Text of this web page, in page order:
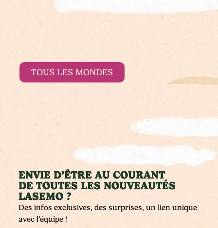
TOUS LES MONDES
ENVIE D’ÊTRE AU COURANT
DE TOUTES LES NOUVEAUTÉS
LASEMO ?
Des infos exclusives, des surprises, un lien unique
avec l’équipe !